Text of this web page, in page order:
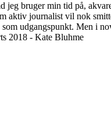
bruger min tid på,
aktiv journalist vil nok
udgangspunkt. Men i
2018 - Kate Bluhme